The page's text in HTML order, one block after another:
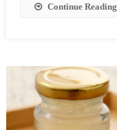
Continue Reading